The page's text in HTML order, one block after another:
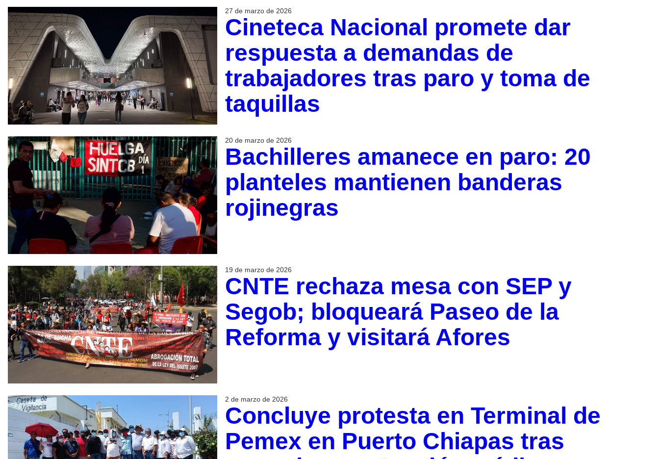
27 de marzo de 2026
Cineteca Nacional promete dar
respuesta a demandas de
trabajadores tras paro y toma de
taquillas
20 de marzo de 2026
Bachilleres amanece en paro: 20
planteles mantienen banderas
rojinegras
19 de marzo de 2026
CNTE rechaza mesa con SEP y
Segob; bloqueará Paseo de la
Reforma y visitará Afores
2 de marzo de 2026
Concluye protesta en Terminal de
Pemex en Puerto Chiapas tras